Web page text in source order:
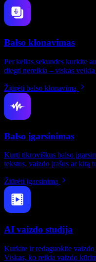
Balso klonavimas
Per kelias sekundes kurkite
diegti nereikia – viskas veikia
Žiūrėti balso klonavimą
Balso įgarsinimas
Kurti tikroviškus balso
tekstus, vaizdo įrašus ar kitą
Žiūrėti įgarsinimą
AI vaizdo studija
Kurkite ir redaguokite
Viskas, ko reikia vaizdo